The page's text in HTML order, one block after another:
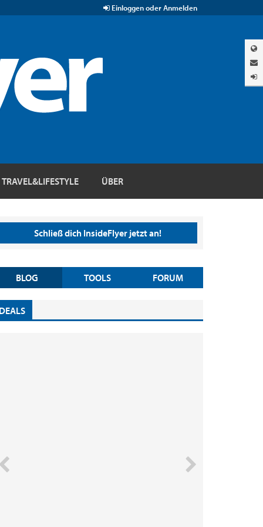
Einloggen oder Anmelden
TRAVEL&LIFESTYLE ÜBER
Schließ dich InsideFlyer jetzt an!
BLOG TOOLS FORUM
DEALS